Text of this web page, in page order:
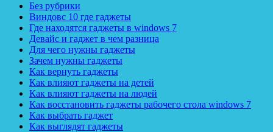
Без рубрики
Виндовс 10 где гаджеты
Где находятся гаджеты в windows 7
Девайс и гаджет в чем разница
Для чего нужны гаджеты
Зачем нужны гаджеты
Как вернуть гаджеты
Как влияют гаджеты на детей
Как влияют гаджеты на людей
Как восстановить гаджеты рабочего стола windows 7
Как выбрать гаджет
Как выглядят гаджеты